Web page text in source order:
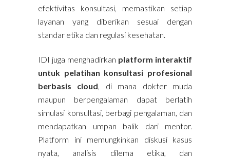
efektivitas konsultasi, memastikan setiap
layanan yang diberikan sesuai dengan
standar etika dan regulasi kesehatan.
IDI juga menghadirkan platform interaktif
untuk pelatihan konsultasi profesional
berbasis cloud, di mana dokter muda
maupun berpengalaman dapat berlatih
simulasi konsultasi, berbagi pengalaman, dan
mendapatkan umpan balik dari mentor.
Platform ini memungkinkan diskusi kasus
nyata, analisis dilema etika, dan